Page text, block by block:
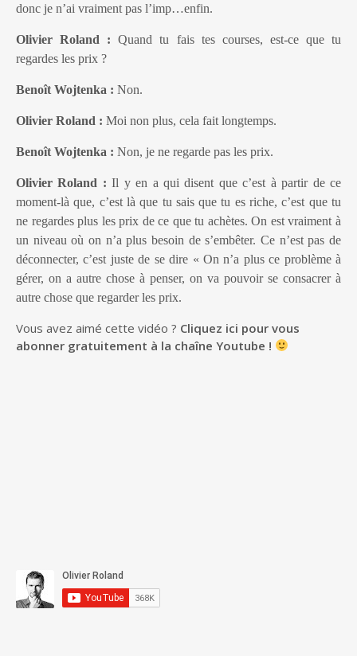
donc je n’ai vraiment pas l’imp…enfin.
Olivier Roland :Quand tu fais tes courses, est-ce que tu
regardes les prix ?
Benoît Wojtenka : Non.
Olivier Roland : Moi non plus, cela fait longtemps.
Benoît Wojtenka : Non, je ne regarde pas les prix.
Olivier Roland :Il y en a qui disent que c’est à partir de ce
moment-là que, c’est là que tu sais que tu es riche, c’est que tu
ne regardes plus les prix de ce que tu achètes. On est vraiment à
un niveau où on n’a plus besoin de s’embêter. Ce n’est pas de
déconnecter, c’est juste de se dire « On n’a plus ce problème à
gérer, on a autre chose à penser, on va pouvoir se consacrer à
autre chose que regarder les prix.
Vous avez aimé cette vidéo ? Cliquez ici pour vous
abonner gratuitement à la chaîne Youtube !